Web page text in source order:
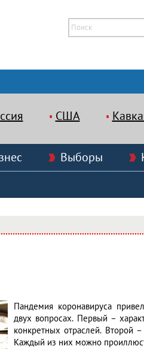
США
Выборы
Пандемия коронавируса
двух вопросах. Первый –
конкретных отраслей. Второй
Каждый из них можно